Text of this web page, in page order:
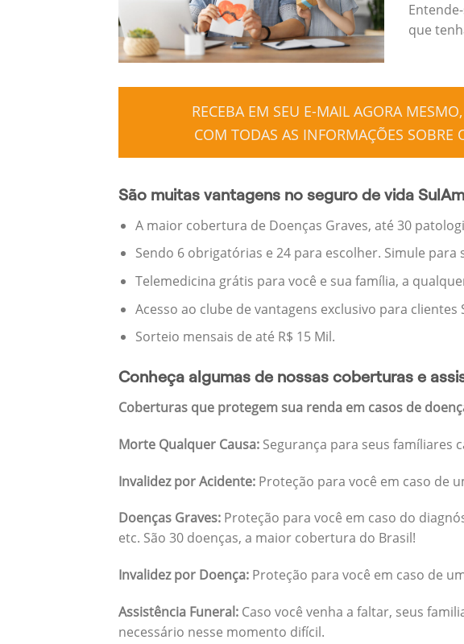
que
RECEBA EM SEU E-MAIL AGORA
COM TODAS AS INFORMAÇÕES SOBRE
São muitas vantagens no seguro de vida
A maior cobertura de Doenças Graves, até 30
Sendo 6 obrigatórias e 24 para escolher. Simule para
Telemedicina grátis para você e sua família, a
Acesso ao clube de vantagens exclusivo para
Sorteio mensais de até R$ 15 Mil.
Conheça algumas de nossas coberturas e
Coberturas que protegem sua renda em casos de
Morte Qualquer Causa: Segurança para seus famíliares
Invalidez por Acidente: Proteção para você em caso de
Doenças Graves: Proteção para você em caso do
etc. São 30 doenças, a maior cobertura do Brasil!
Invalidez por Doença: Proteção para você em caso de
Assistência Funeral: Caso você venha a faltar, seus
necessário nesse momento difícil.